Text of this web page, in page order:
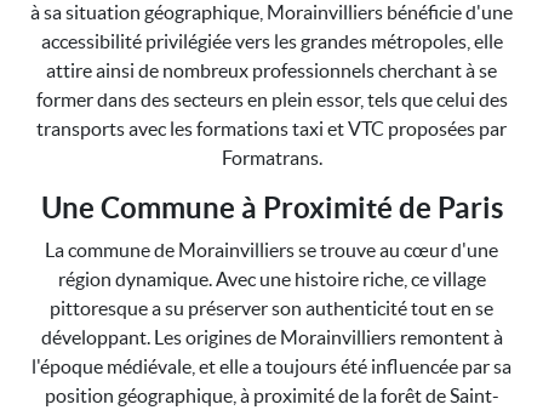
à sa situation géographique, Morainvilliers bénéficie d'une
accessibilité privilégiée vers les grandes métropoles, elle
attire ainsi de nombreux professionnels cherchant à se
former dans des secteurs en plein essor, tels que celui des
transports avec les formations taxi et VTC proposées par
Formatrans.
Une Commune à Proximité de Paris
La commune de Morainvilliers se trouve au cœur d'une
région dynamique. Avec une histoire riche, ce village
pittoresque a su préserver son authenticité tout en se
développant. Les origines de Morainvilliers remontent à
l'époque médiévale, et elle a toujours été influencée par sa
position géographique, à proximité de la forêt de Saint-